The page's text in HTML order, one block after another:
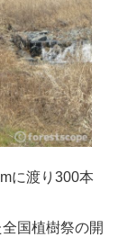
に渡り300本
国植樹祭の開